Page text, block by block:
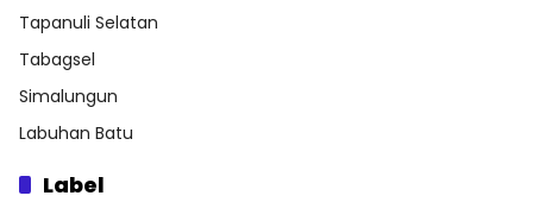
Tapanuli Selatan
Tabagsel
Simalungun
Labuhan Batu
Label